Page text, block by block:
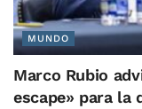
MUNDO
Marco Rubio
escape» para la